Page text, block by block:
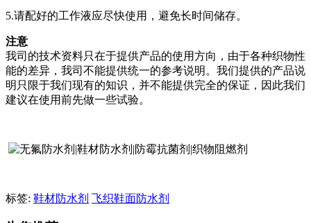
5.请配好的工作液应尽快使用，避免长时间储存。
注意
我司的技术资料只在于提供产品的使用方向，由于各种织物性
能的差异，我司不能提供统一的参考说明。我们提供的产品说
明只限于我们现有的知识，并不能提供完全的保证，因此我们
建议在使用前先做一些试验。
标签: 鞋材防水剂 飞织鞋面防水剂